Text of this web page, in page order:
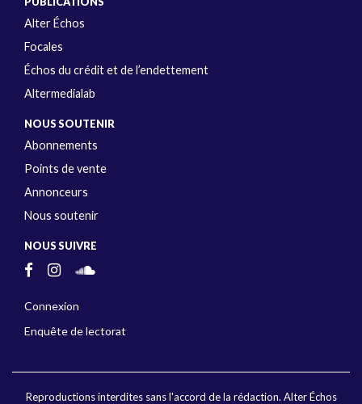
Alter Échos
Focales
Échos du crédit et de l’endettement
Altermedialab
NOUS SOUTENIR
Abonnements
Points de vente
Annonceurs
Nous soutenir
NOUS SUIVRE
Connexion
Enquête de lectorat
Reproductions interdites sans l'accord de la rédaction. Alter Échos